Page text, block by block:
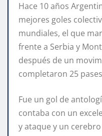
Hace 10 años
mejores goles
mundiales, el que
frente a Serbia y
después de un
completaron 25
Fue un gol de
contaba con un
y ataque y un